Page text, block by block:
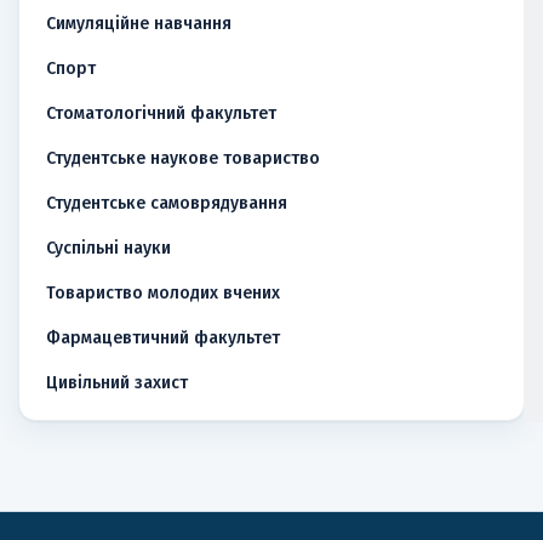
Симуляційне навчання
Спорт
Стоматологічний факультет
Студентське наукове товариство
Студентське самоврядування
Суспільні науки
Товариство молодих вчених
Фармацевтичний факультет
Цивільний захист